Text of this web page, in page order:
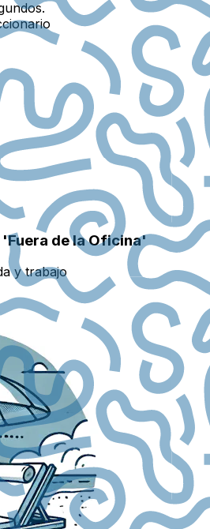
de la Oficina'
y trabajo